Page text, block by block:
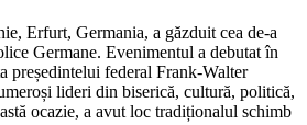
Erfurt, Germania, a găzduit cea de-a
Germane. Evenimentul a debutat în
președintelui federal Frank-Walter
lideri din biserică, cultură, politică,
ocazie, a avut loc tradiționalul schimb